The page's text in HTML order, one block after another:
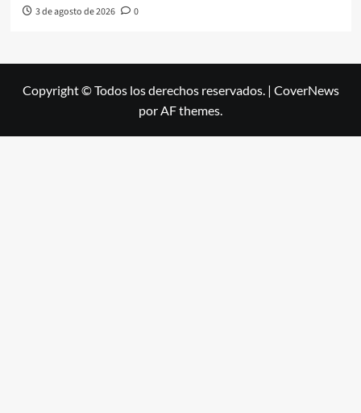
3 de agosto de 2026 0
Copyright © Todos los derechos reservados. | CoverNews
por AF themes.